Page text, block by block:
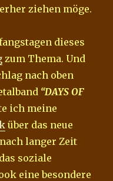
ziehen möge.
dieses
zum Thema. Und
nach oben
“DAYS OF
ich meine
über das neue
langer Zeit
soziale
eine besondere